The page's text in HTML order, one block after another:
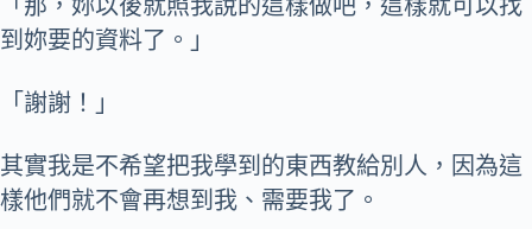
「那，妳以後就照我說的這樣做吧，這樣就可以找
到妳要的資料了。」
「謝謝！」
其實我是不希望把我學到的東西教給別人，因為這
樣他們就不會再想到我、需要我了。